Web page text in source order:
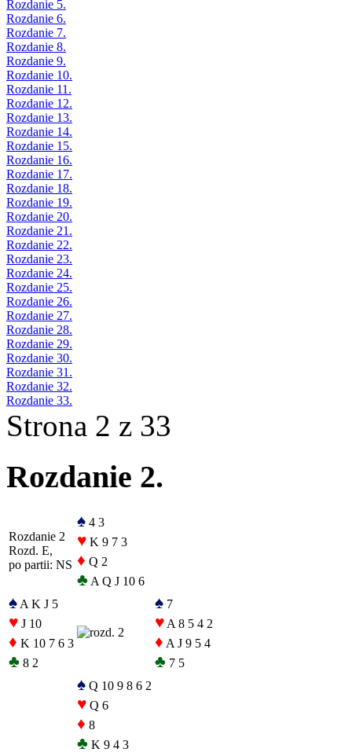
Rozdanie 5.
Rozdanie 6.
Rozdanie 7.
Rozdanie 8.
Rozdanie 9.
Rozdanie 10.
Rozdanie 11.
Rozdanie 12.
Rozdanie 13.
Rozdanie 14.
Rozdanie 15.
Rozdanie 16.
Rozdanie 17.
Rozdanie 18.
Rozdanie 19.
Rozdanie 20.
Rozdanie 21.
Rozdanie 22.
Rozdanie 23.
Rozdanie 24.
Rozdanie 25.
Rozdanie 26.
Rozdanie 27.
Rozdanie 28.
Rozdanie 29.
Rozdanie 30.
Rozdanie 31.
Rozdanie 32.
Rozdanie 33.
Strona 2 z 33
Rozdanie 2.
Rozdanie 2
Rozd. E,
po partii: NS
♠ 4 3
♥ K 9 7 3
♦ Q 2
♣ A Q J 10 6
♠ A K J 5
♥ J 10
♦ K 10 7 6 3
♣ 8 2
♠ 7
♥ A 8 5 4 2
♦ A J 9 5 4
♣ 7 5
♠ Q 10 9 8 6 2
♥ Q 6
♦ 8
♣ K 9 4 3